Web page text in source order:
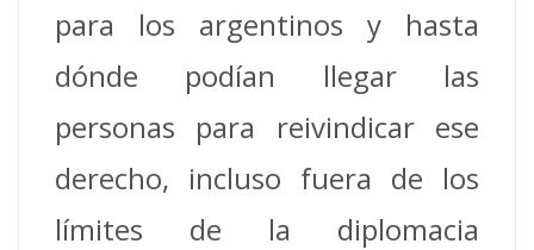
para los argentinos y hasta
dónde podían llegar las
personas para reivindicar ese
derecho, incluso fuera de los
límites de la diplomacia